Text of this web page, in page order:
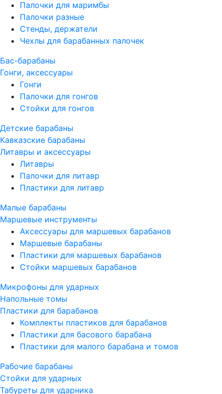
Палочки для маримбы
Палочки разные
Стенды, держатели
Чехлы для барабанных палочек
Бас-барабаны
Гонги, аксессуары
Гонги
Палочки для гонгов
Стойки для гонгов
Детские барабаны
Кавказские барабаны
Литавры и аксессуары
Литавры
Палочки для литавр
Пластики для литавр
Малые барабаны
Маршевые инструменты
Аксессуары для маршевых барабанов
Маршевые барабаны
Пластики для маршевых барабанов
Стойки маршевых барабанов
Микрофоны для ударных
Напольные томы
Пластики для барабанов
Комплекты пластиков для барабанов
Пластики для басового барабана
Пластики для малого барабана и томов
Рабочие барабаны
Стойки для ударных
Табуреты для ударника